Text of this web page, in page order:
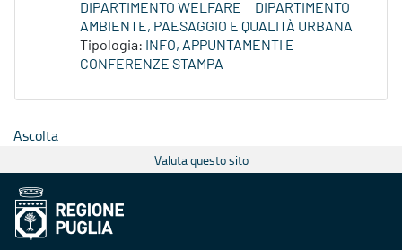
DIPARTIMENTO WELFARE
DIPARTIMENTO
AMBIENTE, PAESAGGIO E QUALITÀ URBANA
Tipologia:
INFO, APPUNTAMENTI E
CONFERENZE STAMPA
Ascolta
Valuta questo sito